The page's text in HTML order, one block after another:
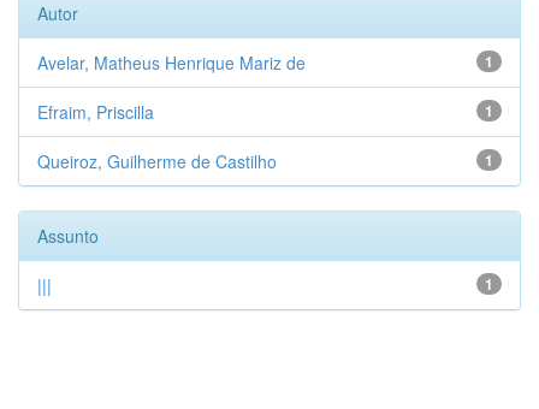
Autor
1
Avelar, Matheus Henrique Mariz de
1
Efraim, Priscilla
1
Queiroz, Guilherme de Castilho
Assunto
1
|||